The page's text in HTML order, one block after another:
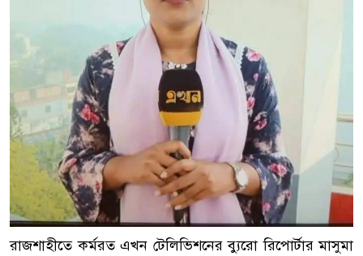
রাজশাহীতে কর্মরত এখন টেলিভিশনের ব্যুরো রিপোর্টার মাসুমা